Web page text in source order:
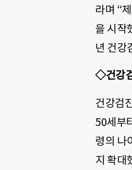
라며 “
을 시작
년 건강
◇건강
건강검
50세부
령의 나
지 확대